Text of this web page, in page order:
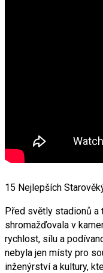
15 Nejlepších
Před světly stadionů
shromažďovala v
rychlost, sílu a
nebyla jen místy pro
inženýrství a kultury,